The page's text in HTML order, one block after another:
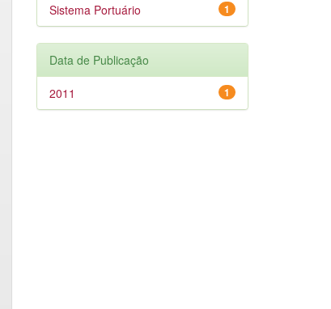
1
Sistema Portuário
Data de Publicação
1
2011